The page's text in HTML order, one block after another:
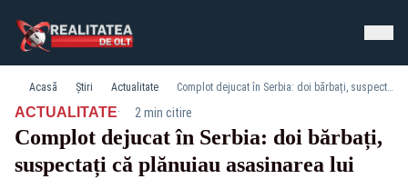
Acasă Știri Actualitate Complot dejucat în Serbia: doi bărbați, suspectați că plănuiau asasinarea lui Vučić
ACTUALITATE· 2 min citire
Complot dejucat în Serbia: doi bărbați,
suspectați că plănuiau asasinarea lui